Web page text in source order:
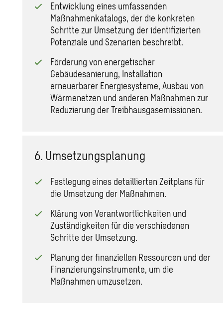
Entwicklung eines umfassenden
Maßnahmenkatalogs, der die konkreten
Schritte zur Umsetzung der identifizierten
Potenziale und Szenarien beschreibt.
Förderung von energetischer
Gebäudesanierung, Installation
erneuerbarer Energiesysteme, Ausbau von
Wärmenetzen und anderen Maßnahmen zur
Reduzierung der Treibhausgasemissionen.
6. Umsetzungsplanung
Festlegung eines detaillierten Zeitplans für
die Umsetzung der Maßnahmen.
Klärung von Verantwortlichkeiten und
Zuständigkeiten für die verschiedenen
Schritte der Umsetzung.
Planung der finanziellen Ressourcen und der
Finanzierungsinstrumente, um die
Maßnahmen umzusetzen.